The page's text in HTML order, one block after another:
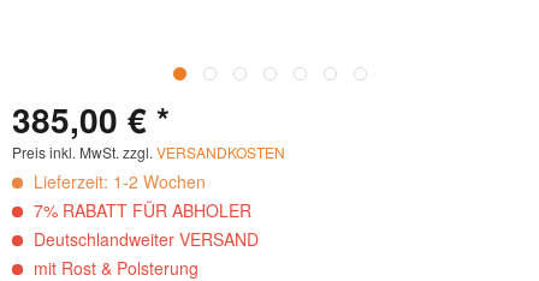
385,00 € *
Preis inkl. MwSt. zzgl. VERSANDKOSTEN
Lieferzeit: 1-2 Wochen
7% RABATT FÜR ABHOLER
Deutschlandweiter VERSAND
mit Rost & Polsterung